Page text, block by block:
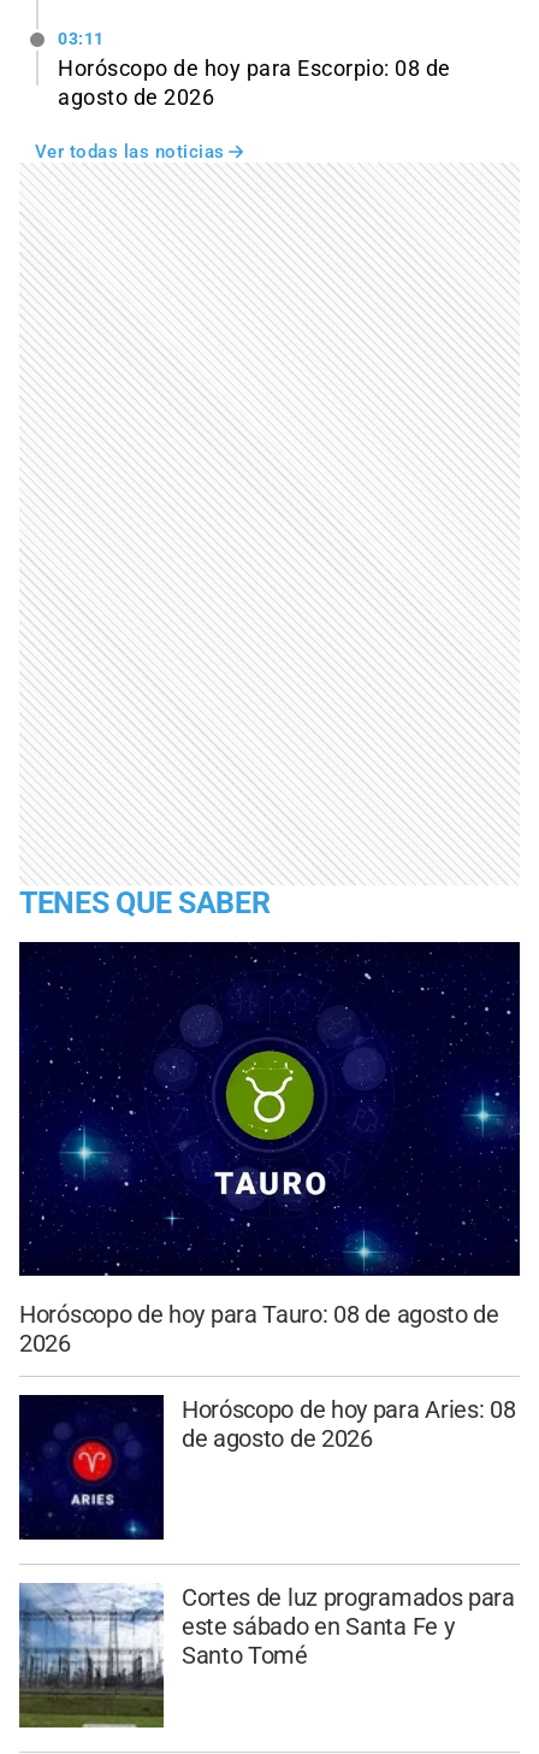
03:11
Horóscopo de hoy para Escorpio: 08 de
agosto de 2026
Ver todas las noticias
TENES QUE SABER
Horóscopo de hoy para Tauro: 08 de agosto de
2026
Horóscopo de hoy para Aries: 08
de agosto de 2026
Cortes de luz programados para
este sábado en Santa Fe y
Santo Tomé